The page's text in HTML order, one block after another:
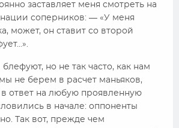
заставляет меня смотреть на
соперников: — «У меня
может, он ставит со второй
но не так часто, как нам
не берем в расчет маньяков,
в ответ на любую проявленную
в начале: оппоненты
Так вот, прежде чем